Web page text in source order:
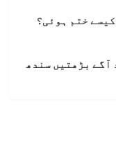
ختم ہوئی؟
آگے بڑھتیں سندھ